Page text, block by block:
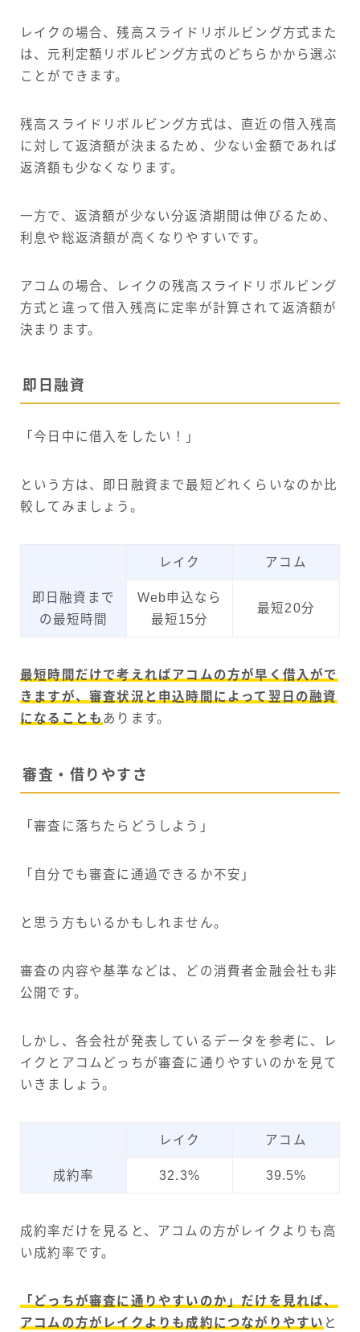
レイクの場合、残高スライドリボルビング方式また
は、元利定額リボルビング方式のどちらかから選ぶ
ことができます。
残高スライドリボルビング方式は、直近の借入残高
に対して返済額が決まるため、少ない金額であれば
返済額も少なくなります。
一方で、返済額が少ない分返済期間は伸びるため、
利息や総返済額が高くなりやすいです。
アコムの場合、レイクの残高スライドリボルビング
方式と違って借入残高に定率が計算されて返済額が
決まります。
即日融資
「今日中に借入をしたい！」
という方は、即日融資まで最短どれくらいなのか比
較してみましょう。
レイク アコム
即日融資まで
の最短時間
Web申込なら
最短15分
最短20分
最短時間だけで考えればアコムの方が早く借入がで
きますが、審査状況と申込時間によって翌日の融資
になることも あります。
審査・借りやすさ
「審査に落ちたらどうしよう」
「自分でも審査に通過できるか不安」
と思う方もいるかもしれません。
審査の内容や基準などは、どの消費者金融会社も非
公開です。
しかし、各会社が発表しているデータを参考に、レ
イクとアコムどっちが審査に通りやすいのかを見て
いきましょう。
レイク アコム
成約率 32.3% 39.5%
成約率だけを見ると、アコムの方がレイクよりも高
い成約率です。
「どっちが審査に通りやすいのか」だけを見れば、
アコムの方がレイクよりも成約につながりやすい と